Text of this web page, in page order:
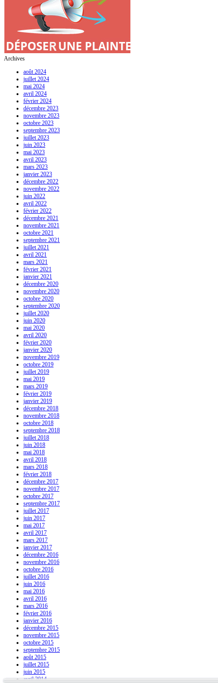
Archives
août 2024
juillet 2024
mai 2024
avril 2024
février 2024
décembre 2023
novembre 2023
octobre 2023
septembre 2023
juillet 2023
juin 2023
mai 2023
avril 2023
mars 2023
janvier 2023
décembre 2022
novembre 2022
juin 2022
avril 2022
février 2022
décembre 2021
novembre 2021
octobre 2021
septembre 2021
juillet 2021
avril 2021
mars 2021
février 2021
janvier 2021
décembre 2020
novembre 2020
octobre 2020
septembre 2020
juillet 2020
juin 2020
mai 2020
avril 2020
février 2020
janvier 2020
novembre 2019
octobre 2019
juillet 2019
mai 2019
mars 2019
février 2019
janvier 2019
décembre 2018
novembre 2018
octobre 2018
septembre 2018
juillet 2018
juin 2018
mai 2018
avril 2018
mars 2018
février 2018
décembre 2017
novembre 2017
octobre 2017
septembre 2017
juillet 2017
juin 2017
mai 2017
avril 2017
mars 2017
janvier 2017
décembre 2016
novembre 2016
octobre 2016
juillet 2016
juin 2016
mai 2016
avril 2016
mars 2016
février 2016
janvier 2016
décembre 2015
novembre 2015
octobre 2015
septembre 2015
août 2015
juillet 2015
juin 2015
avril 2014